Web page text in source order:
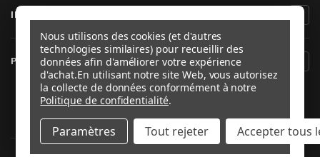
INFORMATIONS PRODUIT
PRO-BOLT FRANCE
SUIVEZ-NOUS
Nous utilisons des cookies (et d'autres
technologies similaires) pour recueillir des
données afin d'améliorer votre expérience
d'achat.En utilisant notre site Web, vous autorisez
la collecte de données conformément à notre
Politique de confidentialité.
Paramètres Tout rejeter Accepter tous